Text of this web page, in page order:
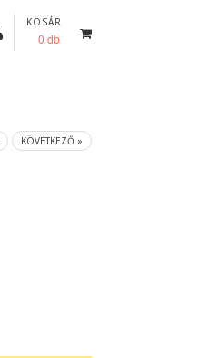
KOSÁR
0 db
KÖVETKEZŐ »